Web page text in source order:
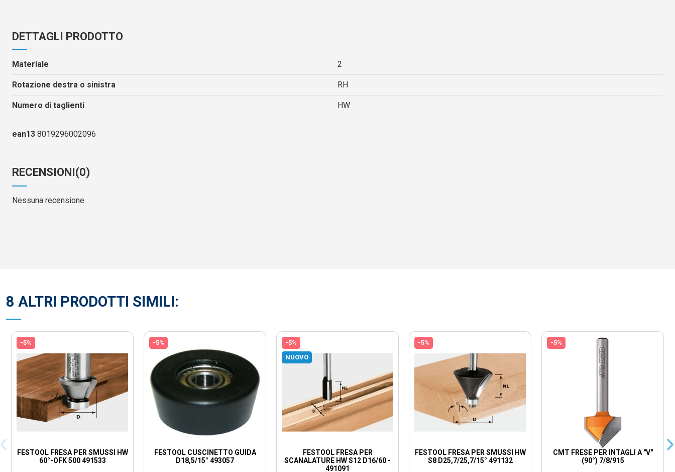
DETTAGLI PRODOTTO
Materiale 2
Rotazione destra o sinistra RH
Numero di taglienti HW
ean13 8019296002096
RECENSIONI (0)
Nessuna recensione
8 ALTRI PRODOTTI SIMILI:
-5%
FESTOOL FRESA PER SMUSSI HW
60°-OFK 500 491533
-5%
FESTOOL CUSCINETTO GUIDA
D18,5/15° 493057
-5%
NUOVO
FESTOOL FRESA PER
SCANALATURE HW S12 D16/60 -
491091
-5%
FESTOOL FRESA PER SMUSSI HW
S8 D25,7/25,7/15° 491132
-5%
CMT FRESE PER INTAGLI A "V"
(90°) 7/8/915